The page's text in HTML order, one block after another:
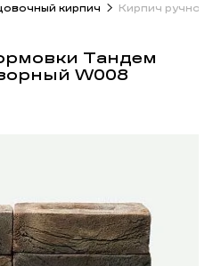
кирпич Кирпич
Тандем
W008